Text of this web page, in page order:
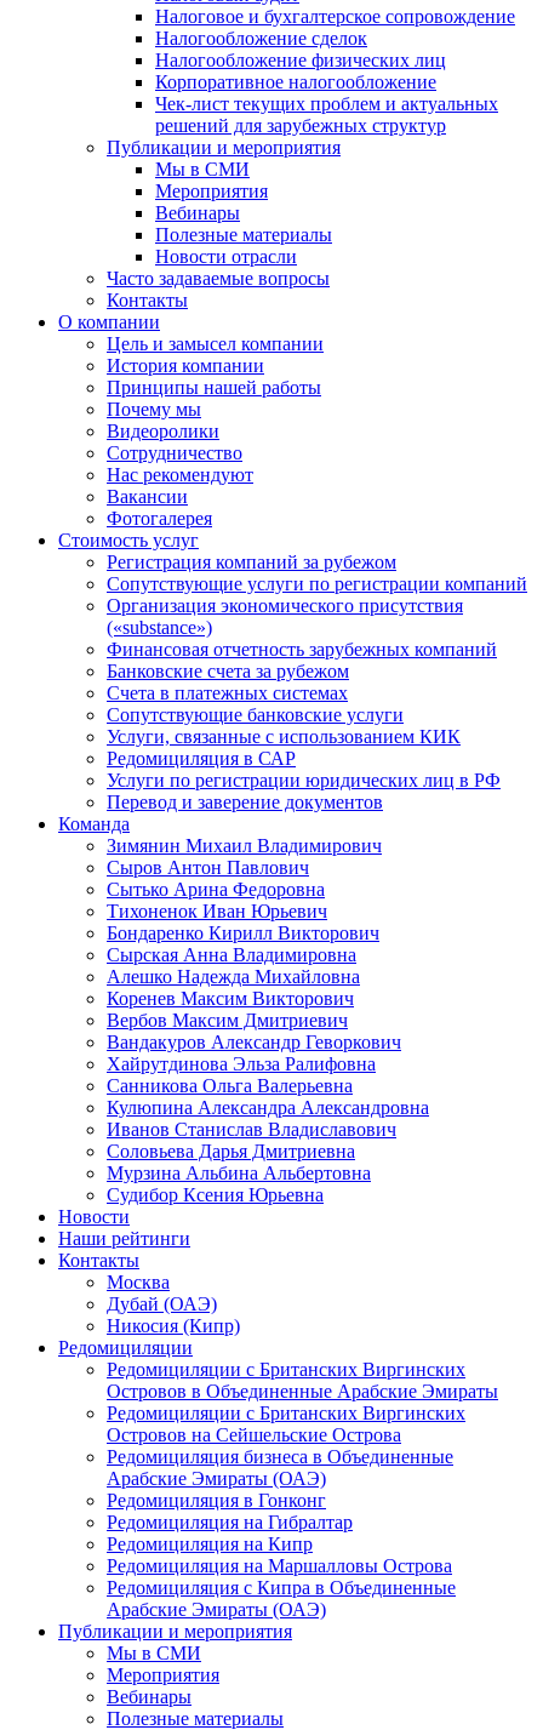
Налоговое и бухгалтерское сопровождение
Налогообложение сделок
Налогообложение физических лиц
Корпоративное налогообложение
Чек-лист текущих проблем и актуальных
решений для зарубежных структур
Публикации и мероприятия
Мы в СМИ
Мероприятия
Вебинары
Полезные материалы
Новости отрасли
Часто задаваемые вопросы
Контакты
О компании
Цель и замысел компании
История компании
Принципы нашей работы
Почему мы
Видеоролики
Сотрудничество
Нас рекомендуют
Вакансии
Фотогалерея
Стоимость услуг
Регистрация компаний за рубежом
Сопутствующие услуги по регистрации компаний
Организация экономического присутствия
(«substance»)
Финансовая отчетность зарубежных компаний
Банковские счета за рубежом
Счета в платежных системах
Сопутствующие банковские услуги
Услуги, связанные с использованием КИК
Редомициляция в САР
Услуги по регистрации юридических лиц в РФ
Перевод и заверение документов
Команда
Зимянин Михаил Владимирович
Сыров Антон Павлович
Сытько Арина Федоровна
Тихоненок Иван Юрьевич
Бондаренко Кирилл Викторович
Сырская Анна Владимировна
Алешко Надежда Михайловна
Коренев Максим Викторович
Вербов Максим Дмитриевич
Вандакуров Александр Геворкович
Хайрутдинова Эльза Ралифовна
Санникова Ольга Валерьевна
Кулюпина Александра Александровна
Иванов Станислав Владиславович
Соловьева Дарья Дмитриевна
Мурзина Альбина Альбертовна
Судибор Ксения Юрьевна
Новости
Наши рейтинги
Контакты
Москва
Дубай (ОАЭ)
Никосия (Кипр)
Редомициляции
Редомициляции с Британских Виргинских
Островов в Объединенные Арабские Эмираты
Редомициляции с Британских Виргинских
Островов на Сейшельские Острова
Редомициляция бизнеса в Объединенные
Арабские Эмираты (ОАЭ)
Редомициляция в Гонконг
Редомициляция на Гибралтар
Редомициляция на Кипр
Редомициляция на Маршалловы Острова
Редомициляция с Кипра в Объединенные
Арабские Эмираты (ОАЭ)
Публикации и мероприятия
Мы в СМИ
Мероприятия
Вебинары
Полезные материалы